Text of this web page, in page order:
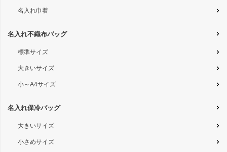
名入れ巾着
名入れ不織布バッグ
標準サイズ
大きいサイズ
小～A4サイズ
名入れ保冷バッグ
大きいサイズ
小さめサイズ